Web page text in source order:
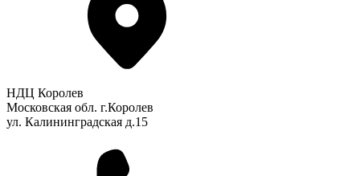
НДЦ Королев
Московская обл. г.Королев
ул. Калининградская д.15